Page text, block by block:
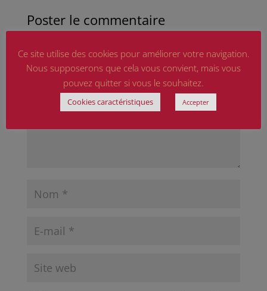
Poster le commentaire
champs obligatoires sont indiqués avec*
Ce site utilise des cookies pour améliorer votre navigation.
Nous supposerons que cela vous convient, mais vous
pouvez quitter si vous le souhaitez.
Cookies caractéristiques Accepter